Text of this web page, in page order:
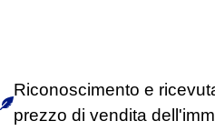
Riconoscimento e
prezzo di vendita